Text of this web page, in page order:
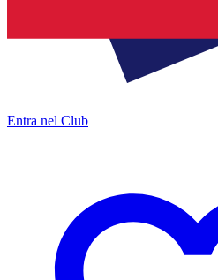
Entra nel Club